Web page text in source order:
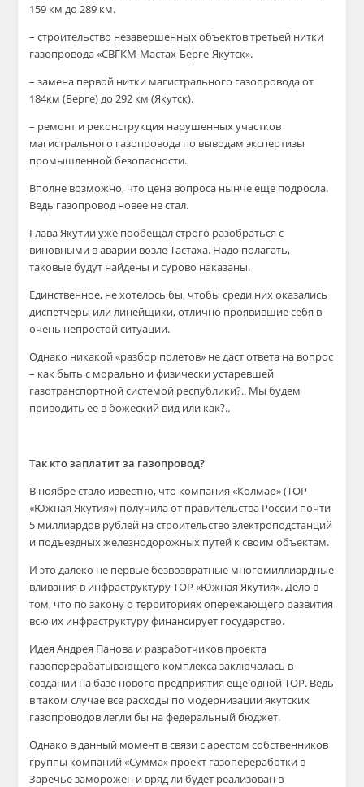
159 км до 289 км.
– строительство незавершенных объектов третьей нитки
газопровода «СВГКМ-Мастах-Берге-Якутск».
– замена первой нитки магистрального газопровода от
184км (Берге) до 292 км (Якутск).
– ремонт и реконструкция нарушенных участков
магистрального газопровода по выводам экспертизы
промышленной безопасности.
Вполне возможно, что цена вопроса нынче еще подросла.
Ведь газопровод новее не стал.
Глава Якутии уже пообещал строго разобраться с
виновными в аварии возле Тастаха. Надо полагать,
таковые будут найдены и сурово наказаны.
Единственное, не хотелось бы, чтобы среди них оказались
диспетчеры или линейщики, отлично проявившие себя в
очень непростой ситуации.
Однако никакой «разбор полетов» не даст ответа на вопрос
– как быть с морально и физически устаревшей
газотранспортной системой республики?.. Мы будем
приводить ее в божеский вид или как?..
Так кто заплатит за газопровод?
В ноябре стало известно, что компания «Колмар» (ТОР
«Южная Якутия») получила от правительства России почти
5 миллиардов рублей на строительство электроподстанций
и подъездных железнодорожных путей к своим объектам.
И это далеко не первые безвозвратные многомиллиардные
вливания в инфраструктуру ТОР «Южная Якутия». Дело в
том, что по закону о территориях опережающего развития
всю их инфраструктуру финансирует государство.
Идея Андрея Панова и разработчиков проекта
газоперерабатывающего комплекса заключалась в
создании на базе нового предприятия еще одной ТОР. Ведь
в таком случае все расходы по модернизации якутских
газопроводов легли бы на федеральный бюджет.
Однако в данный момент в связи с арестом собственников
группы компаний «Сумма» проект газопереработки в
Заречье заморожен и вряд ли будет реализован в